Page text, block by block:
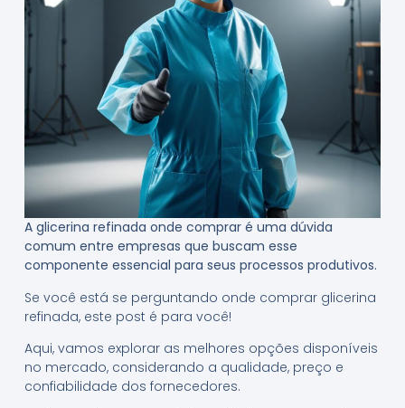
A glicerina refinada onde comprar é uma dúvida
comum entre empresas que buscam esse
componente essencial para seus processos produtivos.
Se você está se perguntando onde comprar glicerina
refinada, este post é para você!
Aqui, vamos explorar as melhores opções disponíveis
no mercado, considerando a qualidade, preço e
confiabilidade dos fornecedores.